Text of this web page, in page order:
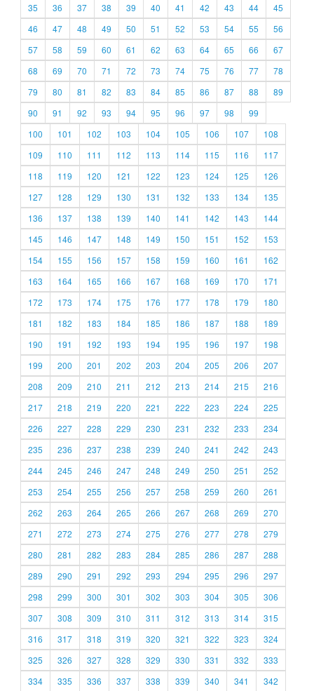
35
36 37 38 39 40 41 42 43 44
45
46
47 48 49 50 51 52 53 54 55
56
57
58 59 60 61 62 63 64 65 66
67
68
69 70 71 72 73 74 75 76 77
78
79
80 81 82 83 84 85 86 87 88
89
90
91 92 93 94 95 96 97 98
99
100
101 102 103 104 105 106 107
108
109
110 111 112 113 114 115 116
117
118
119 120 121 122 123 124 125
126
127
128 129 130 131 132 133 134
135
136
137 138 139 140 141 142 143
144
145
146 147 148 149 150 151 152
153
154
155 156 157 158 159 160 161
162
163
164 165 166 167 168 169 170
171
172
173 174 175 176 177 178 179
180
181
182 183 184 185 186 187 188
189
190
191 192 193 194 195 196 197
198
199
200 201 202 203 204 205 206
207
208
209 210 211 212 213 214 215
216
217
218 219 220 221 222 223 224
225
226
227 228 229 230 231 232 233
234
235
236 237 238 239 240 241 242
243
244
245 246 247 248 249 250 251
252
253
254 255 256 257 258 259 260
261
262
263 264 265 266 267 268 269
270
271
272 273 274 275 276 277 278
279
280
281 282 283 284 285 286 287
288
289
290 291 292 293 294 295 296
297
298
299 300 301 302 303 304 305
306
307
308 309 310 311 312 313 314
315
316
317 318 319 320 321 322 323
324
325
326 327 328 329 330 331 332
333
334
335 336 337 338 339 340 341 342